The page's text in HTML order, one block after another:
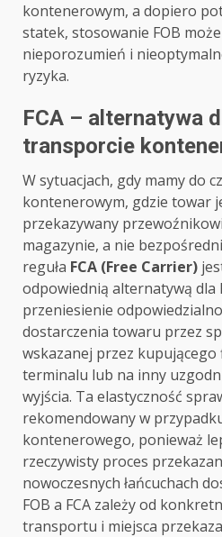
kontenerowym, a dopiero
statek, stosowanie FOB
nieporozumień i
ryzyka.
FCA – alternatywa
transporcie
W sytuacjach, gdy mamy do
kontenerowym, gdzie towar
przekazywany
magazynie, a nie
reguła FCA (Free Carrier)
odpowiednią alternatywą dla
przeniesienie
dostarczenia towaru przez
wskazanej przez
terminalu lub na inny
wyjścia. Ta elastyczność
rekomendowany w
kontenerowego, ponieważ
rzeczywisty proces
nowoczesnych łańcuchach
FOB a FCA zależy od
transportu i miejsca